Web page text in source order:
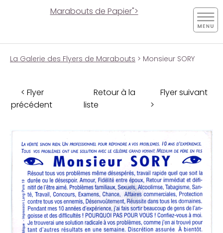
Marabouts de Papier">
La Galerie des Flyers de Marabouts > Monsieur SORY
< Flyer
précédent
Retour à la
liste
Flyer suivant
>